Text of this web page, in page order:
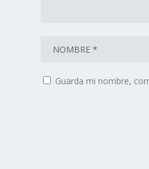
Guarda mi nombre,